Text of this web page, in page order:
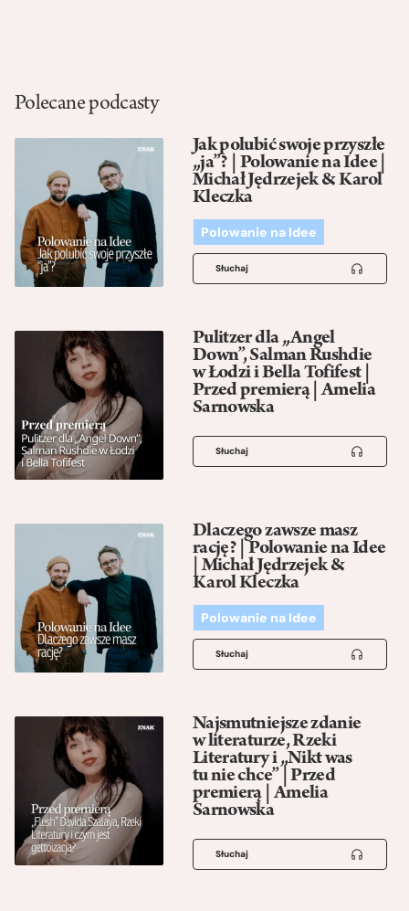
Polecane podcasty
Jak polubić swoje przyszłe
„ja”? | Polowanie na Idee |
Michał Jędrzejek & Karol
Kleczka
Polowanie na Idee
Słuchaj
Pulitzer dla „Angel
Down”, Salman Rushdie
w Łodzi i Bella Tofifest |
Przed premierą | Amelia
Sarnowska
Słuchaj
Dlaczego zawsze masz
rację? | Polowanie na Idee
| Michał Jędrzejek &
Karol Kleczka
Polowanie na Idee
Słuchaj
Najsmutniejsze zdanie
w literaturze, Rzeki
Literatury i „Nikt was
tu nie chce” | Przed
premierą | Amelia
Sarnowska
Słuchaj